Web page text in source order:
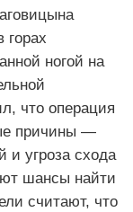
горах
ногой на
что операция
причины —
и угроза схода
шансы найти
считают, что